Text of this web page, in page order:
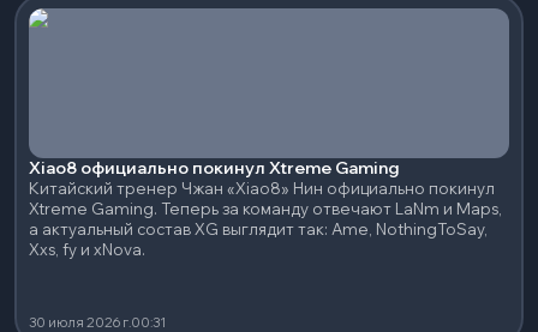
Xiao8 официально покинул Xtreme Gaming
Китайский тренер Чжан «Xiao8» Нин официально покинул
Xtreme Gaming. Теперь за команду отвечают LaNm и Maps,
а актуальный состав XG выглядит так: Ame, NothingToSay,
Xxs, fy и xNova.
30 июля 2026 г.00:31